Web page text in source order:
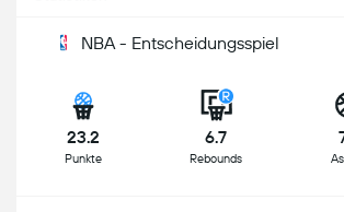
NBA - Entscheidungsspiel
23.2
Punkte
6.7
Rebounds